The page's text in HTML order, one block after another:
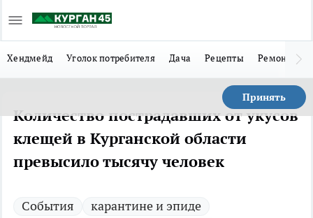
Хендмейд Уголок потребителя Дача Рецепты Ремонт
Принять
Количество пострадавших от укусов
клещей в Курганской области
превысило тысячу человек
Cобытия
карантине и эпиде